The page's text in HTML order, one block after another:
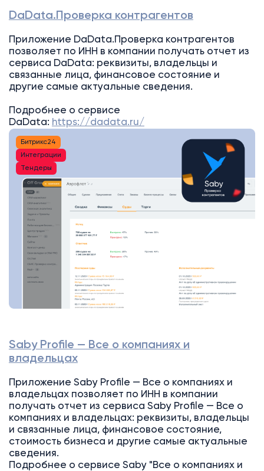
DaData.Проверка контрагентов
Приложение DaData.Проверка контрагентов
позволяет по ИНН в компании получать отчет из
сервиса DaData: реквизиты, владельцы и
связанные лица, финансовое состояние и
другие самые актуальные сведения.
Подробнее о сервисе
DaData: https://dadata.ru/
Битрикс24
Интеграции
Тендеры
Saby Profile — Все о компаниях и
владельцах
Приложение Saby Profile — Все о компаниях и
владельцах позволяет по ИНН в компании
получать отчет из сервиса Saby Profile — Все о
компаниях и владельцах: реквизиты, владельцы
и связанные лица, финансовое состояние,
стоимость бизнеса и другие самые актуальные
сведения.
Подробнее о сервисе Saby "Все о компаниях и